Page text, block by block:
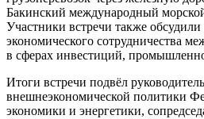
Бакинский международный
Участники встречи также
экономического сотрудничества
в сферах инвестиций,
Итоги встречи подвёл
внешнеэкономической политики
экономики и энергетики,